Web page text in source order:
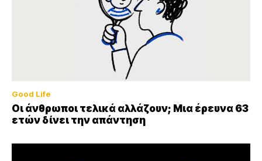
Good Life
Οι άνθρωποι τελικά αλλάζουν; Μια έρευνα 63
ετών δίνει την απάντηση